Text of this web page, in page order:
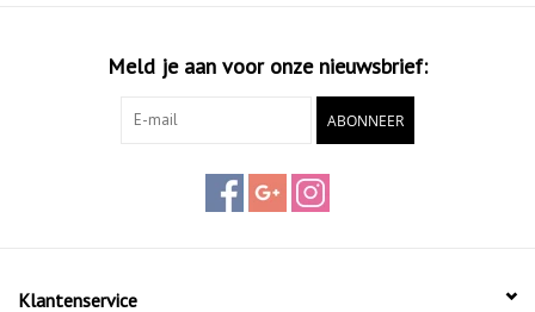
Meld je aan voor onze nieuwsbrief:
ABONNEER
Klantenservice